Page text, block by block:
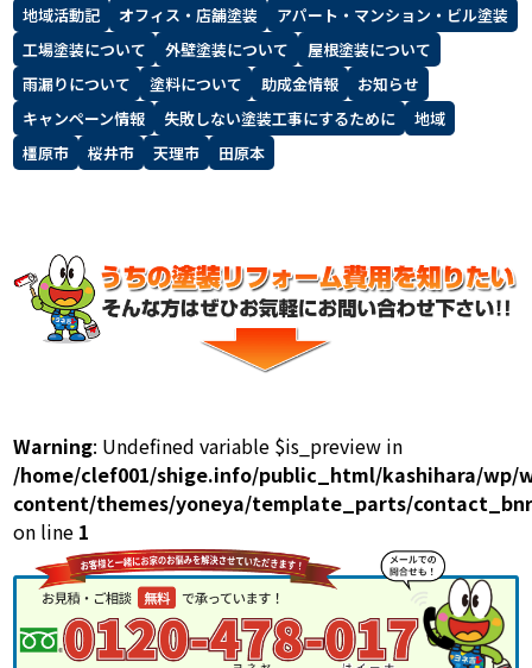
ヨネヤがお客様から選ばれる10の理
由
リフォームローン
見積もりシミュレーション
地域活動記
オフィス・店舗塗装
アパート・マンション・ビル塗装
工場塗装について
外壁塗装について
屋根塗装について
雨漏りについて
塗料について 助成金情報
お知らせ
キャンペーン情報
失敗しない塗装工事にするために
地域
橿原市
桜井市 天理市 田原本
Warning: Undefined variable $is_preview in
/home/clef001/shige.info/public_html/kashihara/wp/
content/themes/yoneya/template_parts/
on line 1